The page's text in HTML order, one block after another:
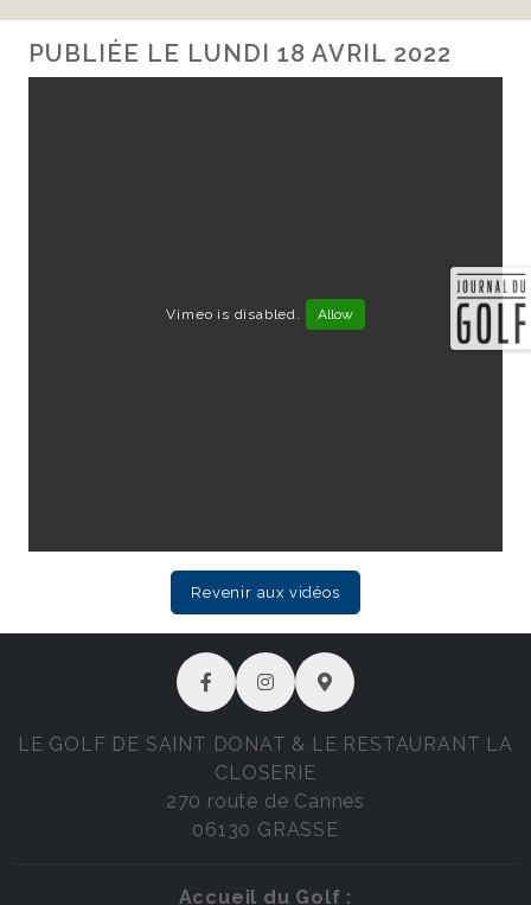
PUBLIÉE LE LUNDI 18 AVRIL 2022
Vimeo is disabled. Allow
Revenir aux vidéos
LE GOLF DE SAINT DONAT & LE RESTAURANT LA
CLOSERIE
270 route de Cannes
06130 GRASSE
Accueil du Golf :